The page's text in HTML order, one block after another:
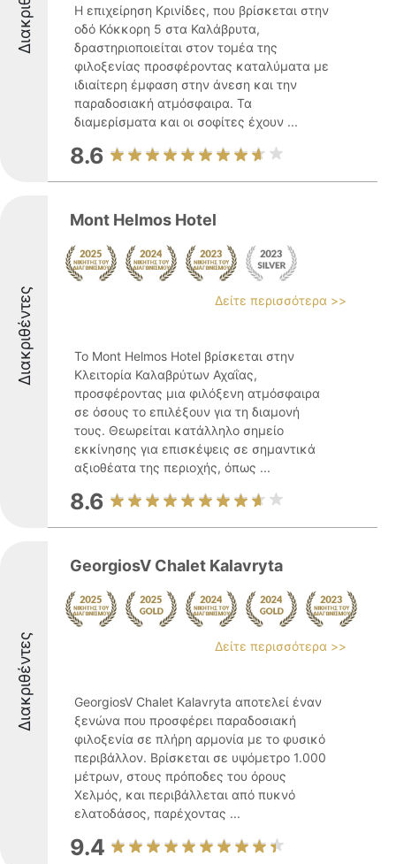
Η επιχείρηση Κρινίδες, που βρίσκεται στην
οδό Κόκκορη 5 στα Καλάβρυτα,
δραστηριοποιείται στον τομέα της
φιλοξενίας προσφέροντας καταλύματα με
ιδιαίτερη έμφαση στην άνεση και την
παραδοσιακή ατμόσφαιρα. Τα
διαμερίσματα και οι σοφίτες έχουν ...
8.6
Διακριθέντες
Mont Helmos Hotel
Δείτε περισσότερα >>
Το Mont Helmos Hotel βρίσκεται στην
Κλειτορία Καλαβρύτων Αχαΐας,
προσφέροντας μια φιλόξενη ατμόσφαιρα
σε όσους το επιλέξουν για τη διαμονή
τους. Θεωρείται κατάλληλο σημείο
εκκίνησης για επισκέψεις σε σημαντικά
αξιοθέατα της περιοχής, όπως ...
8.6
Διακριθέντες
GeorgiosV Chalet Kalavryta
Δείτε περισσότερα >>
GeorgiosV Chalet Kalavryta αποτελεί έναν
ξενώνα που προσφέρει παραδοσιακή
φιλοξενία σε πλήρη αρμονία με το φυσικό
περιβάλλον. Βρίσκεται σε υψόμετρο 1.000
μέτρων, στους πρόποδες του όρους
Χελμός, και περιβάλλεται από πυκνό
ελατοδάσος, παρέχοντας ...
9.4